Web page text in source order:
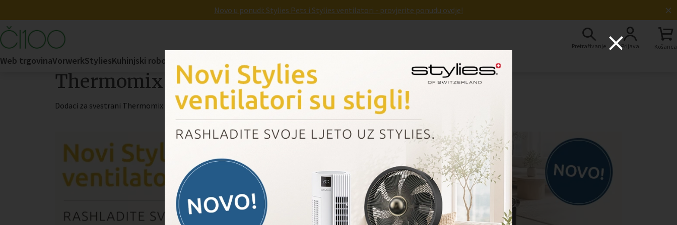
Novo u ponudi: Stylies Pets i Stylies ventilatori - provjerite ponudu ovdje! ×
Pretraživanje Prijava Košarica
Web trgovinaVorwerkStyliesKuhinjski robot Parnad Pridruži nam se
Thermomix
Dodaci za svestrani Thermomix uređaj
E-
mail